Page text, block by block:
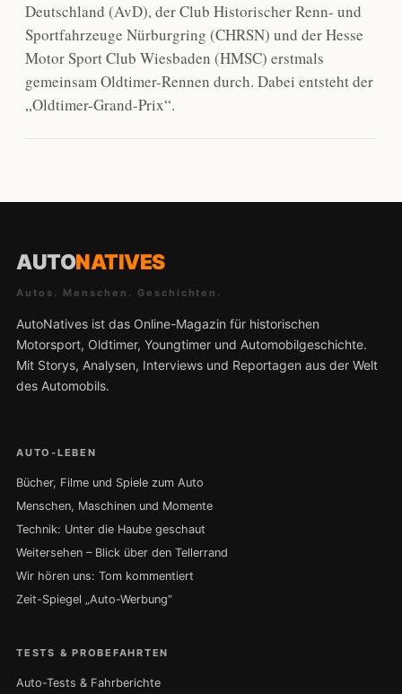
Deutschland (AvD), der Club Historischer Renn- und
Sportfahrzeuge Nürburgring (CHRSN) und der Hesse
Motor Sport Club Wiesbaden (HMSC) erstmals
gemeinsam Oldtimer-Rennen durch. Dabei entsteht der
„Oldtimer-Grand-Prix“.
AUTONATIVES
Autos. Menschen. Geschichten.
AutoNatives ist das Online-Magazin für historischen
Motorsport, Oldtimer, Youngtimer und Automobilgeschichte.
Mit Storys, Analysen, Interviews und Reportagen aus der Welt
des Automobils.
AUTO-LEBEN
Bücher, Filme und Spiele zum Auto
Menschen, Maschinen und Momente
Technik: Unter die Haube geschaut
Weitersehen – Blick über den Tellerrand
Wir hören uns: Tom kommentiert
Zeit-Spiegel „Auto-Werbung“
TESTS & PROBEFAHRTEN
Auto-Tests & Fahrberichte